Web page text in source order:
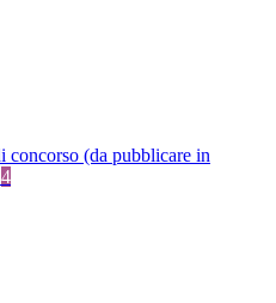
concorso (da pubblicare in
4